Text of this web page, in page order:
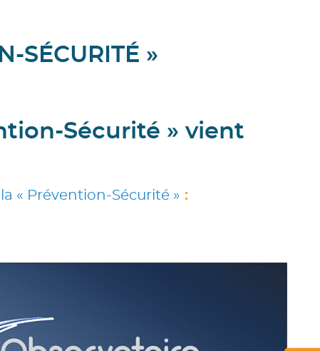
SÉCURITÉ »
Sécurité » vient
« Prévention-Sécurité » :